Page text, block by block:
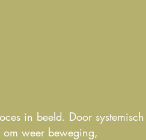
in beeld. Door systemisch
weer beweging,